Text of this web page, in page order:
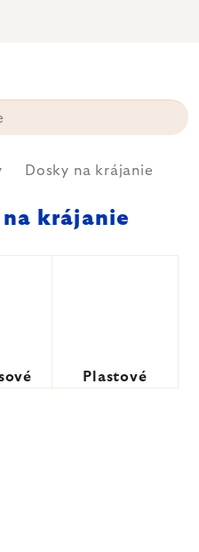
Dosky na krájanie
na krájanie
Plastové